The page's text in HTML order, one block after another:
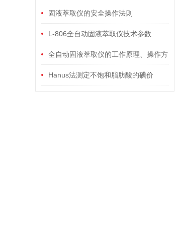
固液萃取仪的安全操作法则
L-806全自动固液萃取仪技术参数
全自动固液萃取仪的工作原理、操作方
法及答疑解惑
Hanus法测定不饱和脂肪酸的碘价